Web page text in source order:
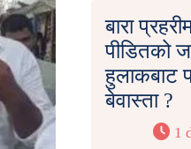
बारा
पीडितको
हुलाकबाट
बेवास्ता ?
1